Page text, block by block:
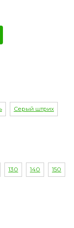
Серый штрих
130 140 150